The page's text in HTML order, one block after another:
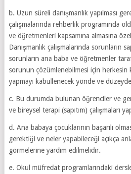
b. Uzun süreli danışmanlık yapılması
çalışmalarında rehberlik programında
ve öğretmenleri kapsamına almasına
Danışmanlık çalışmalarında sorunların
sorunların ana baba ve öğretmenler
sorunun çözümlenebilmesi için herkesin
yapmayı kabullenecek yönde ve düzeyde
c. Bu durumda bulunan öğrenciler ve
ve bireysel terapi (sapıtım) çalışmaları
d. Ana babaya çocuklarının başarılı
gerektiği ve neler yapabileceği açıkça
görmelerine yardım edilmelidir.
e. Okul müfredat programlarındaki